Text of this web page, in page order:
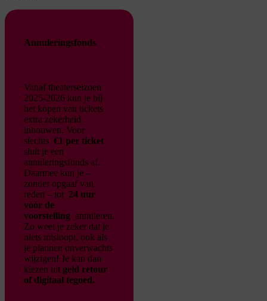
Annuleringsfonds
Vanaf theaterseizoen
2025-2026 kun je bij
het kopen van tickets
extra zekerheid
inbouwen. Voor
slechts €1 per ticket
sluit je een
annuleringsfonds af.
Daarmee kun je –
zonder opgaaf van
reden – tot 24 uur
vóór de
voorstelling annuleren.
Zo weet je zeker dat je
niets misloopt, ook als
je plannen onverwachts
wijzigen! Je kan dan
kiezen uit geld retour
of digitaal tegoed.